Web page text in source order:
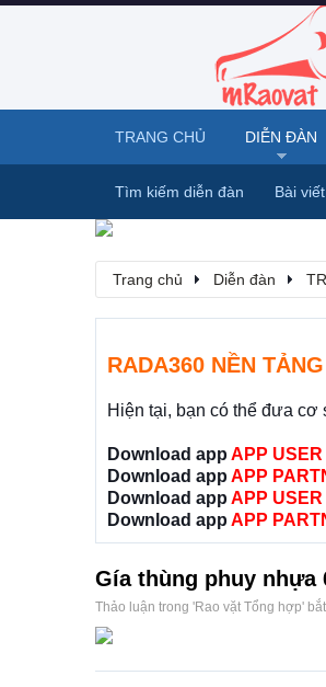
Trang chủ Diễn đàn
RADA360 NỀN
Hiện tại, bạn có thể đưa cơ
Download app APP USER
Download app APP
Download app APP
Download app APP
Gía thùng phuy nhựa
Thảo luận trong 'Rao vặt Tổng hợp'
TRANG CHỦ DIỄN ĐÀN
Tìm kiếm diễn đàn Bài